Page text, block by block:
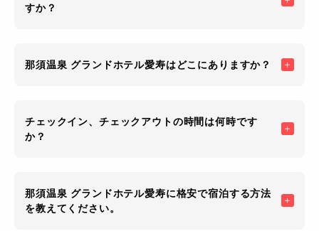
すか？
那須温泉 グランドホテル愛寿はどこにありますか？
チェックイン、チェックアウトの時間は何時です
か？
那須温泉 グランドホテル愛寿に格安で宿泊する方法
を教えてください。